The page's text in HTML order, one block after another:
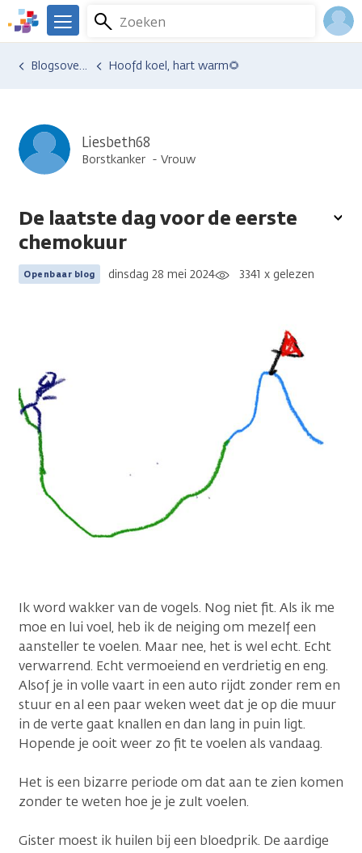
Overslaan
en
naar
We
er
Kanker.nl
Zoeken
Menu
Ervaringen van anderen
Blogsoverzicht Hoofd koel, hart warm🌻
Liesbeth68
Borstkanker Vrouw
De laatste dag voor de eerste
chemokuur
Openbaar blog dinsdag 28 mei 2024 3341 x gelezen
Ik word wakker van de vogels. Nog niet fit. Als ik me
moe en lui voel, heb ik de neiging om mezelf een
aansteller te voelen. Maar nee, het is wel echt. Echt
verwarrend. Echt vermoeiend en verdrietig en eng.
Alsof je in volle vaart in een auto rijdt zonder rem en
stuur en al een paar weken weet dat je op die muur
in de verte gaat knallen en dan lang in puin ligt.
Hopende je ooit weer zo fit te voelen als vandaag.
Het is een bizarre periode om dat aan te zien komen
zonder te weten hoe je je zult voelen.
Gister moest ik huilen bij een bloedprik. De aardige